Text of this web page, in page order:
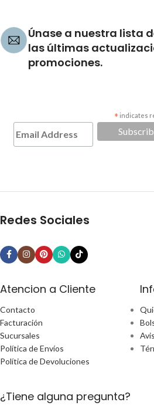
Únase a nuestra lista
las últimas
promociones.
* indicates
Redes Sociales
Atencion a Cliente
Contacto
Facturación
Sucursales
Política de Envíos
Política de Devoluciones
¿Tiene alguna pregunta?